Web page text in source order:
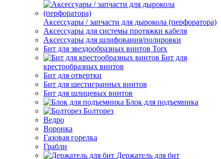
Аксессуары / запчасти для дырокола (перфоратора)
Аксессуары для системы протяжки кабеля
Аксессуары для шлифования/полировки
Бит для звездообразных винтов Torx
Бит для
крестообразных винтов
Бит для отвертки
Бит для шестигранных винтов
Бит для шлицевых винтов
Блок для подъемника
Болторез
Ведро
Воронка
Газовая горелка
Грабли
Держатель для бит